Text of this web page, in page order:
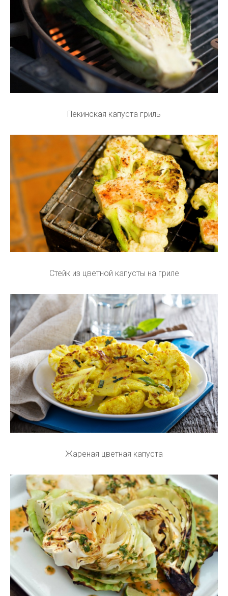
Пекинская капуста гриль
Стейк из цветной капусты на гриле
Жареная цветная капуста